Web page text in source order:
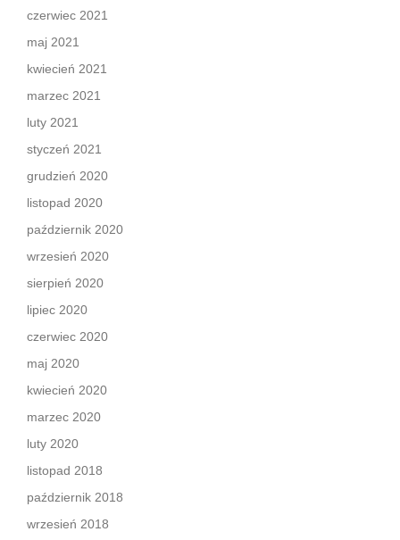
czerwiec 2021
maj 2021
kwiecień 2021
marzec 2021
luty 2021
styczeń 2021
grudzień 2020
listopad 2020
październik 2020
wrzesień 2020
sierpień 2020
lipiec 2020
czerwiec 2020
maj 2020
kwiecień 2020
marzec 2020
luty 2020
listopad 2018
październik 2018
wrzesień 2018